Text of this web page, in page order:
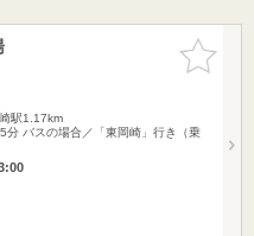
お気に入
りに追加
駅1.17km
分 バスの場合／「東岡崎」行き（乗